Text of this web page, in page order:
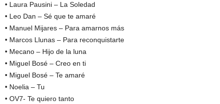
• Laura Pausini – La Soledad
• Leo Dan – Sé que te amaré
• Manuel Mijares – Para amarnos más
• Marcos Llunas – Para reconquistarte
• Mecano – Hijo de la luna
• Miguel Bosé – Creo en ti
• Miguel Bosé – Te amaré
• Noelia – Tu
• OV7- Te quiero tanto